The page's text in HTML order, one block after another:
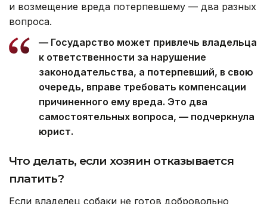
и возмещение вреда потерпевшему — два разных
вопроса.
— Государство может привлечь владельца
к ответственности за нарушение
законодательства, а потерпевший, в свою
очередь, вправе требовать компенсации
причиненного ему вреда. Это два
самостоятельных вопроса, — подчеркнула
юрист.
Что делать, если хозяин отказывается
платить?
Если владелец собаки не готов добровольно